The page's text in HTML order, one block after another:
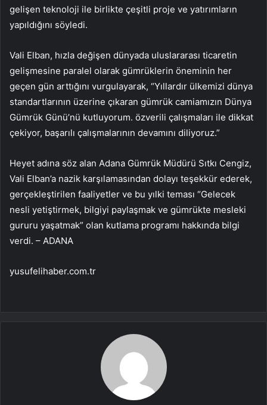
gelişen teknoloji ile birlikte çeşitli proje ve yatırımların
yapıldığını söyledi.
Vali Elban, hızla değişen dünyada uluslararası ticaretin
gelişmesine paralel olarak gümrüklerin öneminin her
geçen gün arttığını vurgulayarak, “Yıllardır ülkemizi dünya
standartlarının üzerine çıkaran gümrük camiamızın Dünya
Gümrük Günü’nü kutluyorum. özverili çalışmaları ile dikkat
çekiyor, başarılı çalışmalarının devamını diliyoruz.”
Heyet adına söz alan Adana Gümrük Müdürü Sıtkı Cengiz,
Vali Elban’a nazik karşılamasından dolayı teşekkür ederek,
gerçekleştirilen faaliyetler ve bu yılki teması “Gelecek
nesli yetiştirmek, bilgiyi paylaşmak ve gümrükte mesleki
gururu yaşatmak” olan kutlama programı hakkında bilgi
verdi. – ADANA
yusufelihaber.com.tr